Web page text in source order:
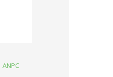
ANPC